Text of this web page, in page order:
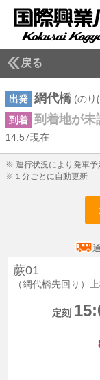
戻る
出発 網代橋 (のり
到着 到着地が未
14:57現在
※ 運行状況により発車予
※１分ごとに自動更新
蕨01
（網代橋先回り）
定刻